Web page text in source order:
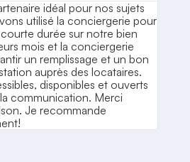
idéal pour nos sujets
utilisé la conciergerie pour
durée sur notre bien
mois et la conciergerie
un remplissage et un bon
auprès des locataires.
disponibles et ouverts
communication. Merci
Je recommande